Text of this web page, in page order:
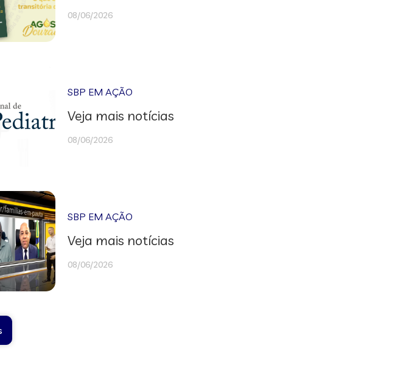
08/06/2026
SBP EM AÇÃO
Veja mais notícias
08/06/2026
SBP EM AÇÃO
Veja mais notícias
08/06/2026